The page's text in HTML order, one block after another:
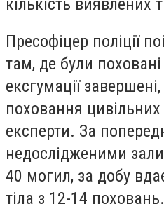
кількість виявлених
Пресофіцер поліції
там, де були
ексгумації
поховання
експерти. За
недослідженими
40 могил, за добу
тіла з 12-14 поховань.